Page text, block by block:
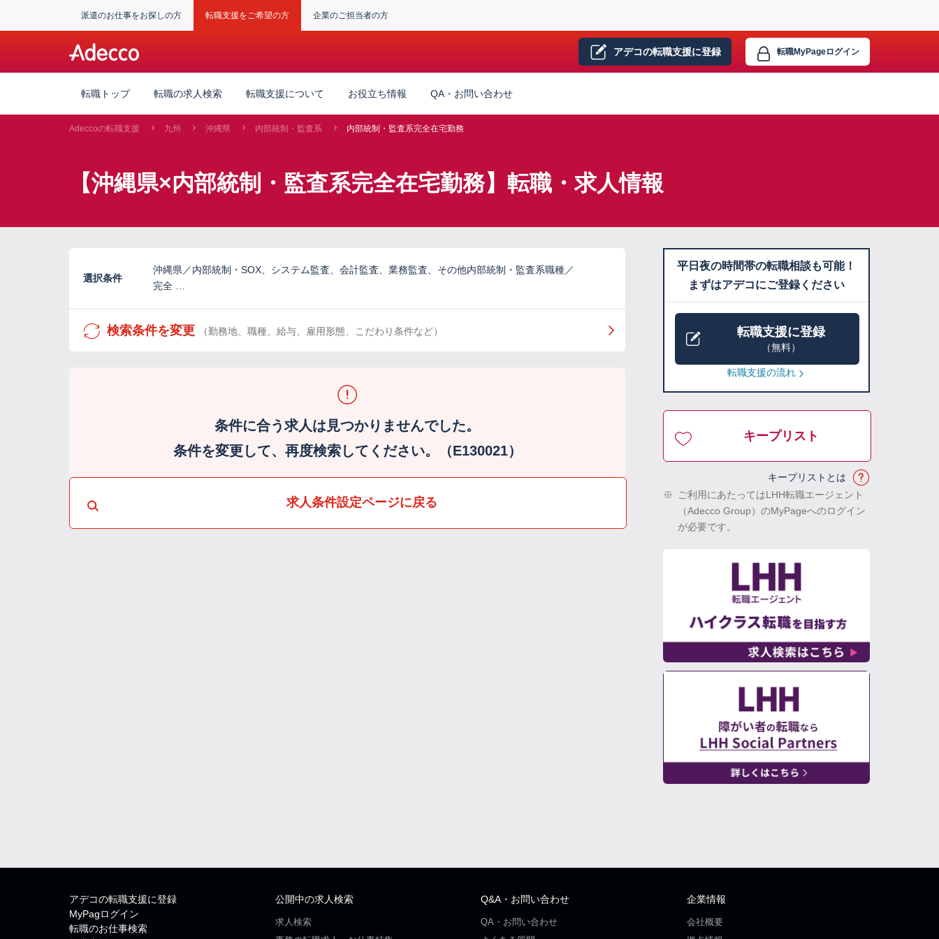
派遣のお仕事をお探しの方 転職支援をご希望の方 企業のご担当者の方
アデコの転職支援に登録 転職MyPageログイン
転職トップ 転職の求人検索 転職支援について お役立ち情報 QA・お問い合わせ
Adeccoの転職支援 九州 沖縄県 内部統制・監査系 内部統制・監査系完全在宅勤務
【沖縄県×内部統制・監査系完全在宅勤務】転職・求人情報
選択条件
沖縄県／内部統制・SOX、システム監査、会計監査、業務監査、その他内部統制・監査系職種／
完全 …
検索条件を変更 （勤務地、職種、給与、雇用形態、こだわり条件など）
条件に合う求人は見つかりませんでした。
条件を変更して、再度検索してください。（E130021）
求人条件設定ページに戻る
平日夜の時間帯の転職相談も可能！
まずはアデコにご登録ください
転職支援に登録
（無料）
転職支援の流れ
キープリスト
キープリストとは
※
ご利用にあたってはLHH転職エージェント
（Adecco Group）のMyPageへのログイン
が必要です。
アデコの転職支援に登録
MyPagログイン
転職のお仕事検索
公開中の求人検索
求人検索
Q&A・お問い合わせ
QA・お問い合わせ
企業情報
会社概要